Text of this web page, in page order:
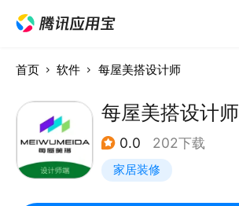
首页 软件 每屋美搭设计师
每屋美搭设计师
0.0 202下载
家居装修